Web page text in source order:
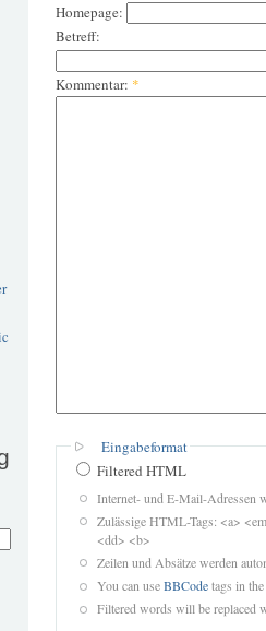
Homepage:
Betreff:
Kommentar: *
Eingabeformat
Filtered HTML
Internet- und E-Mail-Adressen
Zulässige HTML-Tags: <a>
<dd> <b>
Zeilen und Absätze werden
You can useBBCodetags in
Filtered words will be replaced